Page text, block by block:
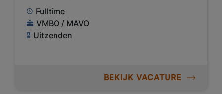
Fulltime
VMBO / MAVO
Uitzenden
BEKIJK VACATURE